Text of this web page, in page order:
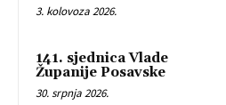
3. kolovoza 2026.
141. sjednica Vlade
Županije Posavske
30. srpnja 2026.